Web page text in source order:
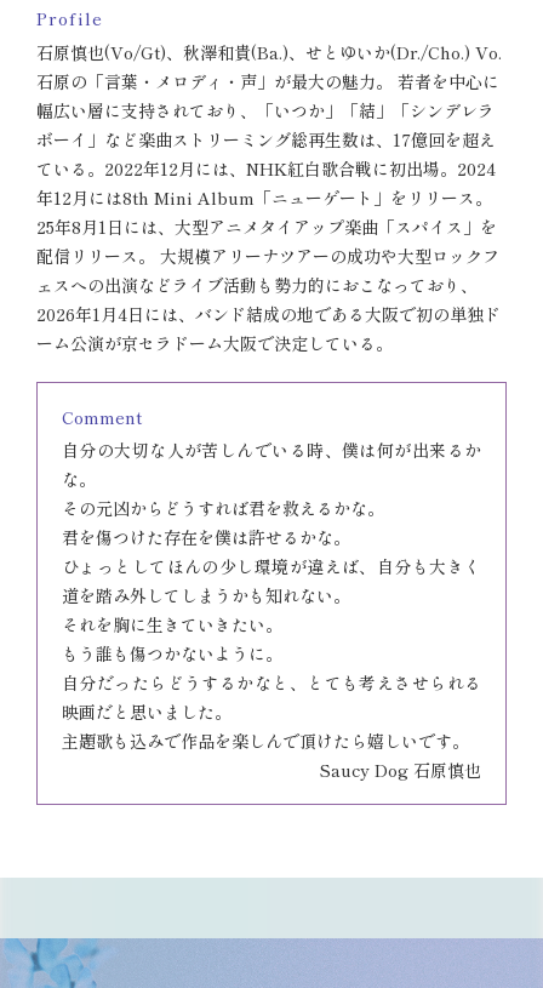
Profile
石原慎也(Vo/Gt)、秋澤和貴(Ba.)、せとゆいか(Dr./Cho.) Vo.
石原の「言葉・メロディ・声」が最大の魅力。 若者を中心に
幅広い層に支持されており、「いつか」「結」「シンデレラ
ボーイ」など楽曲ストリーミング総再生数は、17億回を超え
ている。2022年12月には、NHK紅白歌合戦に初出場。2024
年12月には8th Mini Album「ニューゲート」をリリース。
25年8月1日には、大型アニメタイアップ楽曲「スパイス」を
配信リリース。 大規模アリーナツアーの成功や大型ロックフ
ェスへの出演などライブ活動も勢力的におこなっており、
2026年1月4日には、バンド結成の地である大阪で初の単独ド
ーム公演が京セラドーム大阪で決定している。
Comment
自分の大切な人が苦しんでいる時、僕は何が出来るか
な。
その元凶からどうすれば君を救えるかな。
君を傷つけた存在を僕は許せるかな。
ひょっとしてほんの少し環境が違えば、自分も大きく
道を踏み外してしまうかも知れない。
それを胸に生きていきたい。
もう誰も傷つかないように。
自分だったらどうするかなと、とても考えさせられる
映画だと思いました。
主題歌も込みで作品を楽しんで頂けたら嬉しいです。
Saucy Dog 石原慎也